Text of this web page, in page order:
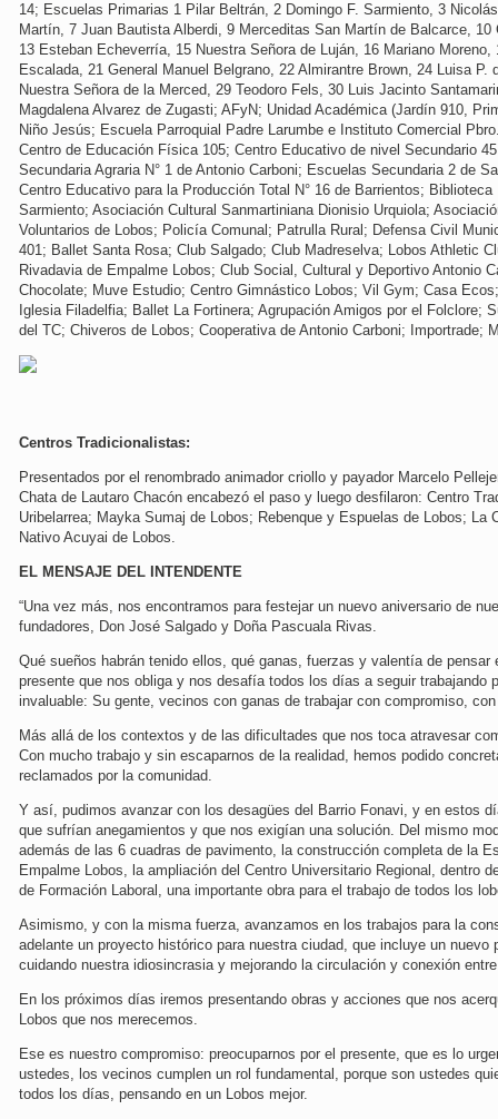
14; Escuelas Primarias 1 Pilar Beltrán, 2 Domingo F. Sarmiento, 3
Martín, 7 Juan Bautista Alberdi, 9 Merceditas San Martín de Balcarce,
13 Esteban Echeverría, 15 Nuestra Señora de Luján, 16 Mariano
Escalada, 21 General Manuel Belgrano, 22 Almirantre Brown, 24 Luisa
Nuestra Señora de la Merced, 29 Teodoro Fels, 30 Luis Jacinto
Magdalena Alvarez de Zugasti; AFyN; Unidad Académica (Jardín 910,
Niño Jesús; Escuela Parroquial Padre Larumbe e Instituto Comercial
Centro de Educación Física 105; Centro Educativo de nivel Secundario
Secundaria Agraria N° 1 de Antonio Carboni; Escuelas Secundaria 2 de
Centro Educativo para la Producción Total N° 16 de Barrientos;
Sarmiento; Asociación Cultural Sanmartiniana Dionisio Urquiola;
Voluntarios de Lobos; Policía Comunal; Patrulla Rural; Defensa Civil
401; Ballet Santa Rosa; Club Salgado; Club Madreselva; Lobos Athletic
Rivadavia de Empalme Lobos; Club Social, Cultural y Deportivo Antonio
Chocolate; Muve Estudio; Centro Gimnástico Lobos; Vil Gym; Casa
Iglesia Filadelfia; Ballet La Fortinera; Agrupación Amigos por el
del TC; Chiveros de Lobos; Cooperativa de Antonio Carboni; Importrade;
Centros Tradicionalistas:
Presentados por el renombrado animador criollo y payador Marcelo
Chata de Lautaro Chacón encabezó el paso y luego desfilaron: Centro
Uribelarrea; Mayka Sumaj de Lobos; Rebenque y Espuelas de Lobos;
Nativo Acuyai de Lobos.
EL MENSAJE DEL INTENDENTE
“Una vez más, nos encontramos para festejar un nuevo aniversario de
fundadores, Don José Salgado y Doña Pascuala Rivas.
Qué sueños habrán tenido ellos, qué ganas, fuerzas y valentía de
presente que nos obliga y nos desafía todos los días a seguir trabajando
invaluable: Su gente, vecinos con ganas de trabajar con compromiso,
Más allá de los contextos y de las dificultades que nos toca atravesar
Con mucho trabajo y sin escaparnos de la realidad, hemos podido
reclamados por la comunidad.
Y así, pudimos avanzar con los desagües del Barrio Fonavi, y en estos
que sufrían anegamientos y que nos exigían una solución. Del mismo
además de las 6 cuadras de pavimento, la construcción completa de la
Empalme Lobos, la ampliación del Centro Universitario Regional,
de Formación Laboral, una importante obra para el trabajo de todos los
Asimismo, y con la misma fuerza, avanzamos en los trabajos para la
adelante un proyecto histórico para nuestra ciudad, que incluye un
cuidando nuestra idiosincrasia y mejorando la circulación y conexión
En los próximos días iremos presentando obras y acciones que nos
Lobos que nos merecemos.
Ese es nuestro compromiso: preocuparnos por el presente, que es lo
ustedes, los vecinos cumplen un rol fundamental, porque son ustedes
todos los días, pensando en un Lobos mejor.